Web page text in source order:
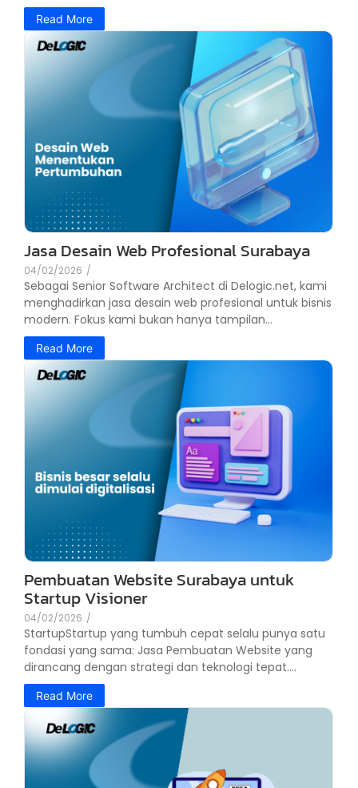
Read More
Jasa Desain Web Profesional Surabaya
04/02/2026 /
Sebagai Senior Software Architect di Delogic.net, kami
menghadirkan jasa desain web profesional untuk bisnis
modern. Fokus kami bukan hanya tampilan...
Read More
Pembuatan Website Surabaya untuk
Startup Visioner
04/02/2026 /
StartupStartup yang tumbuh cepat selalu punya satu
fondasi yang sama: Jasa Pembuatan Website yang
dirancang dengan strategi dan teknologi tepat....
Read More